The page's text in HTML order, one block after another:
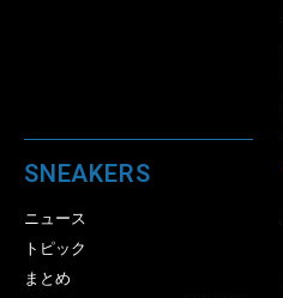
SNEAKERS
ニュース
トピック
まとめ